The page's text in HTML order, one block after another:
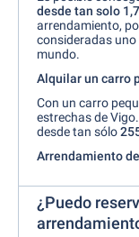
desde tan solo
arrendamiento,
consideradas uno
mundo.
Alquilar un carro
Con un carro
estrechas de
desde tan sólo
Arrendamiento
¿Puedo